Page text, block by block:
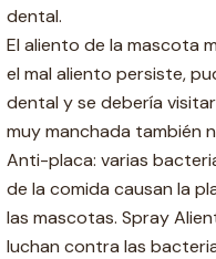
dental.
El aliento de la mascota
el mal aliento persiste,
dental y se debería
muy manchada también
Anti-placa: varias
de la comida causan la
las mascotas. Spray
luchan contra las